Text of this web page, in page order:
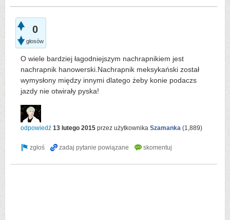
0
głosów
O wiele bardziej łagodniejszym nachrapnikiem jest
nachrapnik hanowerski.Nachrapnik meksykański został
wymysłony między innymi dlatego żeby konie podaczs
jazdy nie otwirały pyska!
odpowiedź 13 lutego 2015 przez użytkownika Szamanka (1,889)